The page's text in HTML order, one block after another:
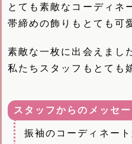
とても素敵なコーディネ
帯締めの飾りもとても可
素敵な一枚に出会えまし
私たちスタッフもとても
スタッフからのメッセ
振袖のコーディネー